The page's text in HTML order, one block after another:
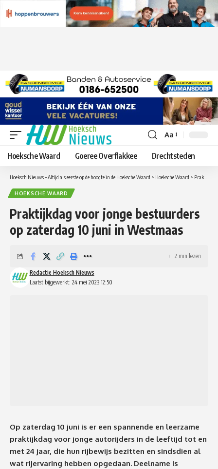
Lettergrootte
aanpassen
Aa
Hoeksche Waard Goeree Overflakkee Drechtsteden
Hoeksch Nieuws – Altijd als eerste op de hoogte in de Hoeksche Waard > Hoeksche Waard > Praktijkdag voor jonge bestuurders op zaterdag 10 juni in Westmaas
HOEKSCHE WAARD
Praktijkdag voor jonge bestuurders
op zaterdag 10 juni in Westmaas
Laatst bijgewerkt: 24 mei 2023 12:50
Redactie Hoeksch Nieuws
2 min lezen
Op zaterdag 10 juni is er een spannende en leerzame
praktijkdag voor jonge autorijders in de leeftijd tot en
met 24 jaar, die hun rijbewijs bezitten en sindsdien al
wat rijervaring hebben opgedaan. Deelname is